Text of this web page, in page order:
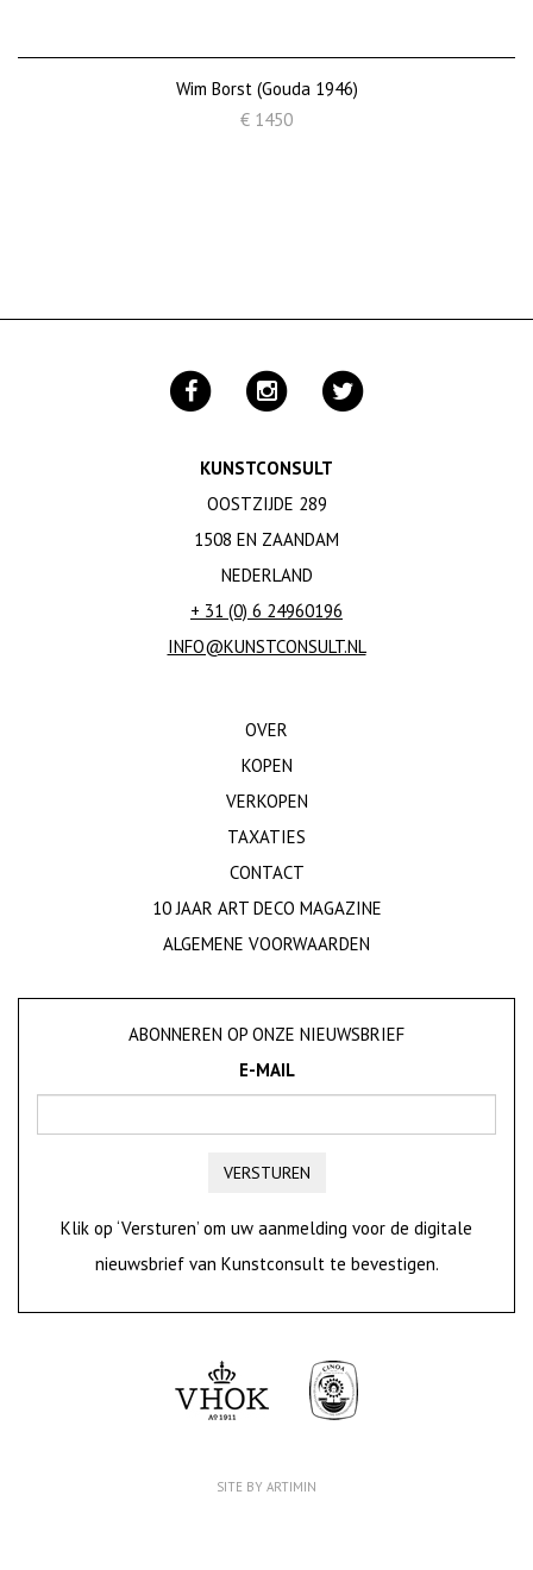
Wim Borst (Gouda 1946)
€ 1450
KUNSTCONSULT
OOSTZIJDE 289
1508 EN ZAANDAM
NEDERLAND
+ 31 (0) 6 24960196
INFO@KUNSTCONSULT.NL
OVER
KOPEN
VERKOPEN
TAXATIES
CONTACT
10 JAAR ART DECO MAGAZINE
ALGEMENE VOORWAARDEN
ABONNEREN OP ONZE NIEUWSBRIEF
E-MAIL
VERSTUREN
Klik op ‘Versturen’ om uw aanmelding voor de digitale
nieuwsbrief van Kunstconsult te bevestigen.
SITE BY ARTIMIN